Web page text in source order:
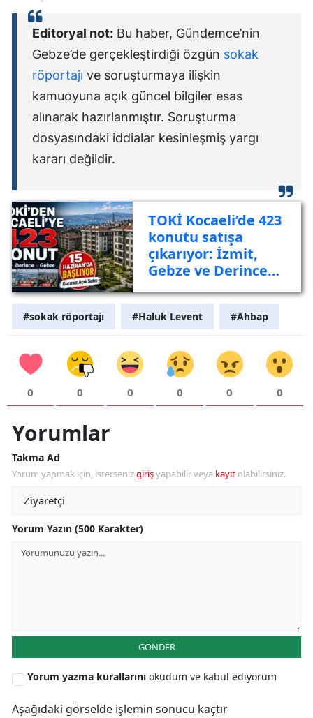
Editoryal not: Bu haber, Gündemce’nin
Gebze’de gerçekleştirdiği özgün sokak
röportajı ve soruşturmaya ilişkin
kamuoyuna açık güncel bilgiler esas
alınarak hazırlanmıştır. Soruşturma
dosyasındaki iddialar kesinleşmiş yargı
kararı değildir.
TOKİ Kocaeli’de 423
konutu satışa
çıkarıyor: İzmit,
Gebze ve Derince
#sokak röportajı #Haluk Levent #Ahbap
0 0 0 0 0 0
Yorumlar
Takma Ad
Yorum yapmak için, istersenizgirişyapabilir veya kayıt olabilirsiniz.
Yorum Yazın (500 Karakter)
GÖNDER
Yorum yazma kurallarını okudum ve kabul ediyorum
Aşağıdaki görselde işlemin sonucu kaçtır